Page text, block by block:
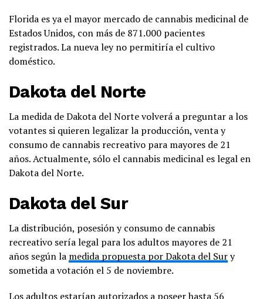
Florida es ya el mayor mercado de cannabis medicinal de
Estados Unidos, con más de 871.000 pacientes
registrados. La nueva ley no permitiría el cultivo
doméstico.
Dakota del Norte
La medida de Dakota del Norte volverá a preguntar a los
votantes si quieren legalizar la producción, venta y
consumo de cannabis recreativo para mayores de 21
años. Actualmente, sólo el cannabis medicinal es legal en
Dakota del Norte.
Dakota del Sur
La distribución, posesión y consumo de cannabis
recreativo sería legal para los adultos mayores de 21
años según la medida propuesta por Dakota del Sury
sometida a votación el 5 de noviembre.
Los adultos estarían autorizados a poseer hasta 56